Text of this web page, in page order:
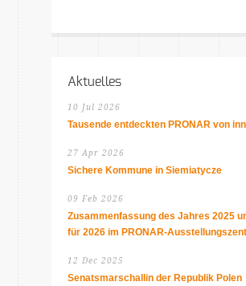
Aktuelles
10 Jul 2026
Tausende entdeckten PRONAR von
27 Apr 2026
Sichere Kommune in Siemiatycze
09 Feb 2026
Zusammenfassung des Jahres 2025
für 2026 im PRONAR-
12 Dec 2025
Senatsmarschallin der Republik Polen